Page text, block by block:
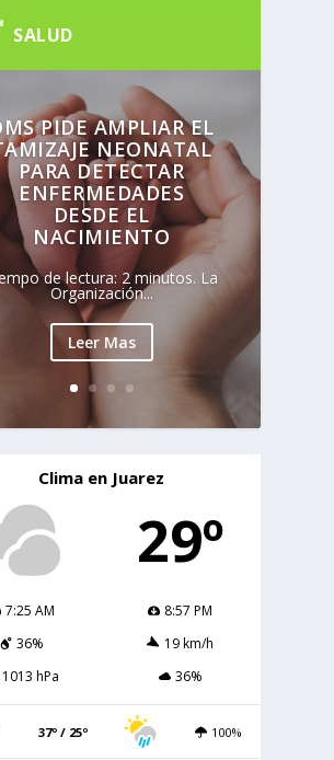
SALUD
PIDE AMPLIAR EL
NEONATAL
PARA DETECTAR
ENFERMEDADES
DESDE EL
NACIMIENTO
de lectura: 2 minutos. La
Organización...
Leer Mas
Clima en Juarez
29º
7:25 AM
8:57 PM
36%
19 km/h
1013 hPa
36%
37º / 25º 100%